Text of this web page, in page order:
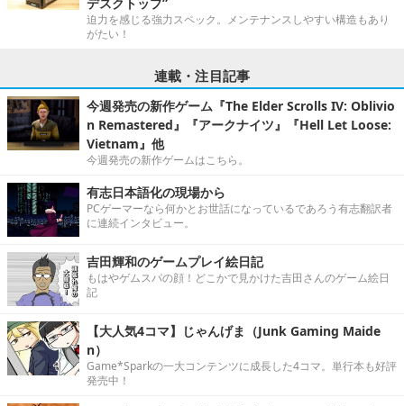
迫力を感じる強力スペック。メンテナンスしやすい構造もあり
がたい！
連載・注目記事
今週発売の新作ゲーム『The Elder Scrolls IV: Oblivio
n Remastered』『アークナイツ』『Hell Let Loose:
Vietnam』他
今週発売の新作ゲームはこちら。
有志日本語化の現場から
PCゲーマーなら何かとお世話になっているであろう有志翻訳者
に連続インタビュー。
吉田輝和のゲームプレイ絵日記
もはやゲムスパの顔！どこかで見かけた吉田さんのゲーム絵日
記
【大人気4コマ】じゃんげま（Junk Gaming Maide
n）
Game*Sparkの一大コンテンツに成長した4コマ。単行本も好評
発売中！